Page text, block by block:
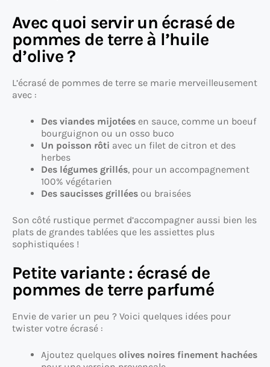
Avec quoi servir un écrasé de
pommes de terre à l’huile
d’olive ?
L’écrasé de pommes de terre se marie merveilleusement
avec :
Des viandes mijotées en sauce, comme un boeuf
bourguignon ou un osso buco
Un poisson rôti avec un filet de citron et des
herbes
Des légumes grillés, pour un accompagnement
100% végétarien
Des saucisses grillées ou braisées
Son côté rustique permet d’accompagner aussi bien les
plats de grandes tablées que les assiettes plus
sophistiquées !
Petite variante : écrasé de
pommes de terre parfumé
Envie de varier un peu ? Voici quelques idées pour
twister votre écrasé :
Ajoutez quelques olives noires finement hachées